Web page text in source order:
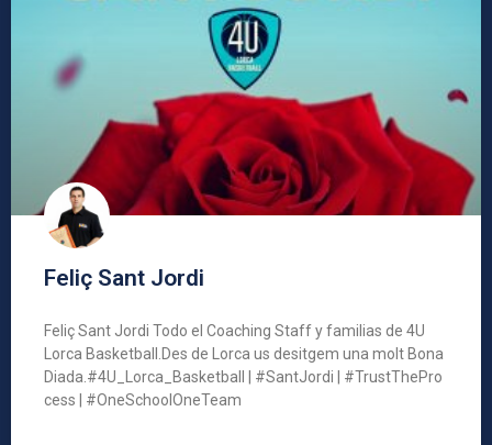
Feliç Sant Jordi
Feliç Sant Jordi Todo el Coaching Staff y familias de 4U
Lorca Basketball.Des de Lorca us desitgem una molt Bona
Diada.#4U_Lorca_Basketball | #SantJordi | #TrustThePro
cess | #OneSchoolOneTeam